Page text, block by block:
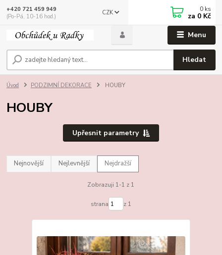
Menu
CZK
Hledat
+420 721 459 949
(Po-Pá, 10-16 hod.)
0 ks
za 0 Kč
Úvod PODZIMNÍ DEKORACE HOUBY
HOUBY
Upřesnit parametry
Nejnovější Nejlevnější Nejdražší
Zobrazuji 1-1 z 1
strana z 1